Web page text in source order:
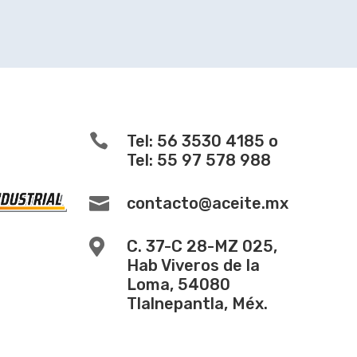

Tel: 56 3530 4185 o
Tel: 55 97 578 988
 contacto@aceite.mx

C. 37-C 28-MZ 025,
Hab Viveros de la
Loma, 54080
Tlalnepantla, Méx.